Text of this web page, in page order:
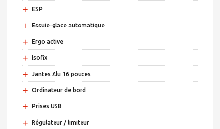
+ ESP
+ Essuie-glace automatique
+ Ergo active
+ Isofix
+ Jantes Alu 16 pouces
+ Ordinateur de bord
+ Prises USB
+ Régulateur / limiteur